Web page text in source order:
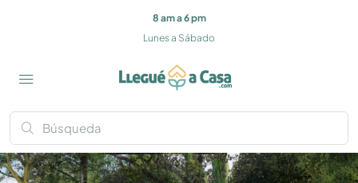
8 am a 6 pm
Lunes a Sábado